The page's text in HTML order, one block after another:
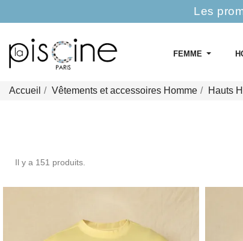
Les
FEMME
Accueil Vêtements et accessoires Homme Hauts
Il y a 151 produits.